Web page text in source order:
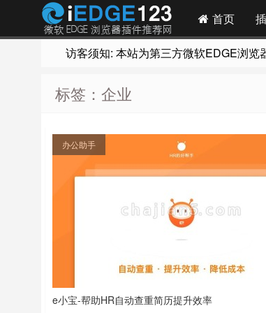
首页
访客须知: 本站为第三方微软EDGE浏览
标签：企业
办公助手
e小宝-帮助HR自动查重简历提升效率